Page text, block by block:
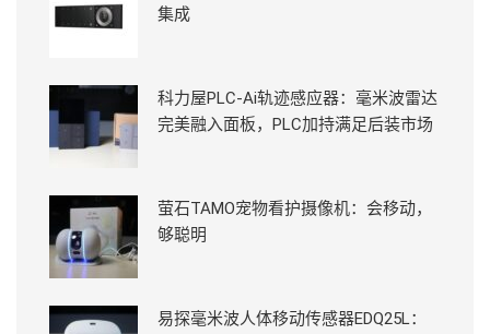
集成
科力屋PLC-Ai轨迹感应器：毫米波雷达
完美融入面板，PLC加持满足后装市场
萤石TAMO宠物看护摄像机：会移动，
够聪明
易探毫米波人体移动传感器EDQ25L：